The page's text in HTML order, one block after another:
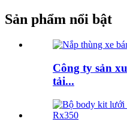
Sản phẩm nổi bật
Công ty sản
tải...